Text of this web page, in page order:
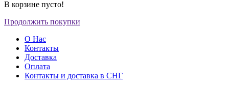
В корзине пусто!
Продолжить покупки
О Нас
Контакты
Доставка
Оплата
Контакты и доставка в СНГ